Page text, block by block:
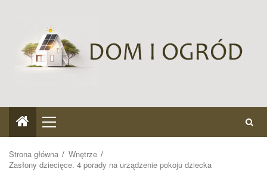
Menu
główne
Strona główna
Wnętrze
Zasłony dziecięce. 4 porady na urządzenie pokoju dziecka